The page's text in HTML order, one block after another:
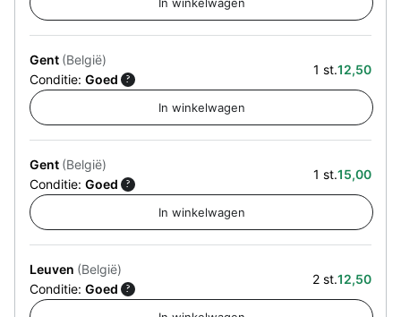
Gent (België)
Conditie: Goed ?
1 st.12,50
Gent (België)
Conditie: Goed ?
1 st.15,00
Leuven (België)
Conditie: Goed ?
2 st.12,50